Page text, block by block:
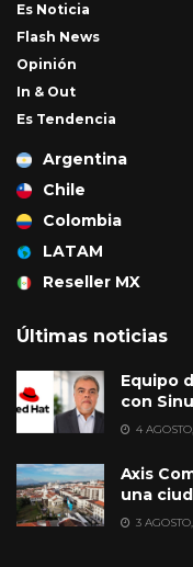
Es Noticia
Flash News
Opinión
In & Out
Es Tendencia
Argentina
Chile
Colombia
LATAM
Reseller MX
Últimas noticias
Equipo
con
4
Axis
una
3